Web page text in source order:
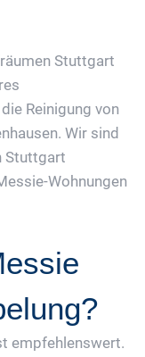
Stuttgart
Reinigung von
Wir sind
Stuttgart
Wohnungen
empfehlenswert.